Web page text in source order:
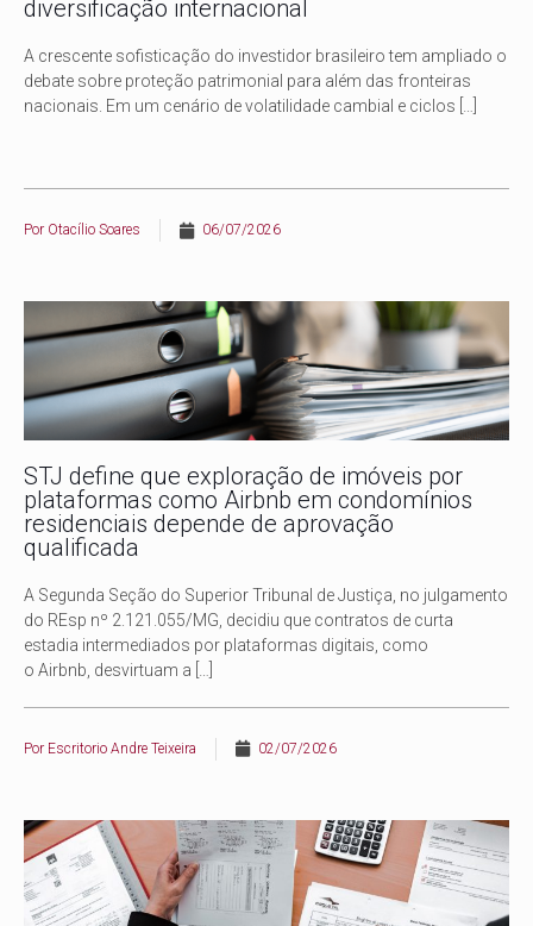
diversificação internacional
A crescente sofisticação do investidor brasileiro tem ampliado o
debate sobre proteção patrimonial para além das fronteiras
nacionais. Em um cenário de volatilidade cambial e ciclos
Por Otacílio Soares 06/07/2026
STJ define que exploração de imóveis por
plataformas como Airbnb em condomínios
residenciais depende de aprovação
qualificada
A Segunda Seção do Superior Tribunal de Justiça, no julgamento
do REsp nº 2.121.055/MG, decidiu que contratos de curta
estadia intermediados por plataformas digitais, como
o Airbnb, desvirtuam a
Por Escritorio Andre Teixeira 02/07/2026